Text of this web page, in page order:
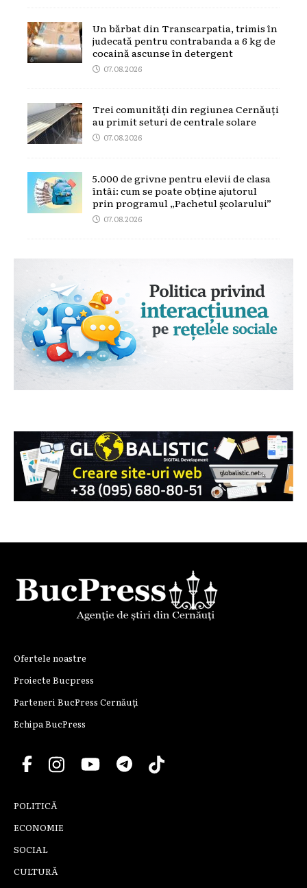
Un bărbat din Transcarpatia, trimis în
judecată pentru contrabanda a 6 kg de
cocaină ascunse în detergent
07.08.2026
Trei comunități din regiunea Cernăuți
au primit seturi de centrale solare
07.08.2026
5.000 de grivne pentru elevii de clasa
întâi: cum se poate obține ajutorul
prin programul „Pachetul școlarului”
07.08.2026
Ofertele noastre
Proiecte Bucpress
Parteneri BucPress Cernăuți
Echipa BucPress
POLITICĂ
ECONOMIE
SOCIAL
CULTURĂ